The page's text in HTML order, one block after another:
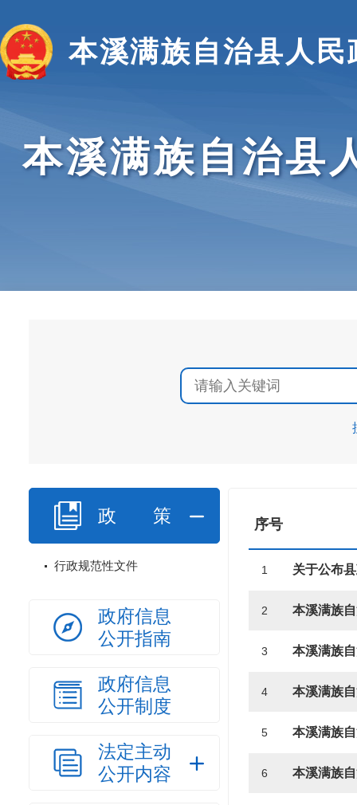
本溪满族自治县人民
本溪满族自治县
政策
行政规范性文件
政府信息
公开指南
政府信息
公开制度
法定主动
公开内容
序号
1
2
3
4
5
6